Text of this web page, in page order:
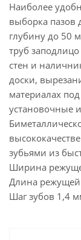
Наиболее
выборка пазов
глубину до 50
труб
стен и
доски,
материалах
установочные
зубьями из
Ширина
Длина
Шаг зубов 1,4